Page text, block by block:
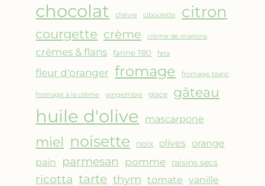
chocolat chèvre ciboulette citron
courgette crème crème de marrons
crèmes & flans farine T80 feta
fleur d'oranger fromage fromage blanc
fromage à la crème gingembre glace gâteau
huile d'olive mascarpone
miel noisette noix olives orange
pain
parmesan pomme raisins secs
ricotta tarte thym tomate vanille